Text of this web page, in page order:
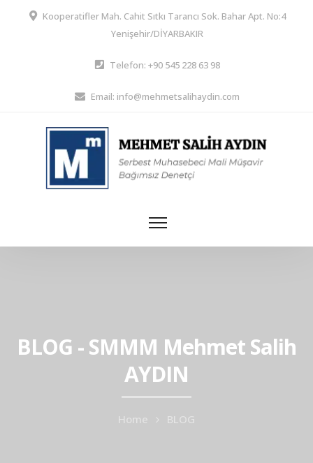
Kooperatifler Mah. Cahit Sıtkı Tarancı Sok. Bahar Apt. No:4
Yenişehir/DİYARBAKIR
Telefon: +90 545 228 63 98
Email: info@mehmetsalihaydin.com
BLOG - SMMM Mehmet Salih
AYDIN
Home BLOG